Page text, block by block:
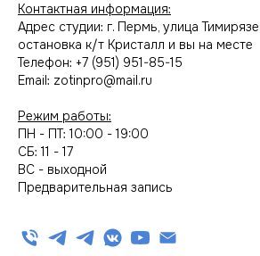
Контактная информация:
Адрес студии: г. Пермь, улица
остановка к/т Кристалл и вы на месте
Телефон: +7 (951) 951-85-15
Email: zotinpro@mail.ru
Режим работы:
ПН - ПТ: 10:00 - 19:00
СБ: 11 - 17
ВС - выходной
Предварительная запись